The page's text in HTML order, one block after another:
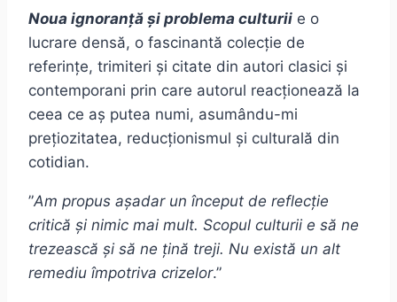
Noua ignoranță și problema culturii e o
lucrare densă, o fascinantă colecție de
referințe, trimiteri și citate din autori clasici și
contemporani prin care autorul reacționează la
ceea ce aș putea numi, asumându-mi
prețiozitatea, reducționismul și culturală din
cotidian.
”Am propus așadar un început de reflecție
critică și nimic mai mult. Scopul culturii e să ne
trezească și să ne țină treji. Nu există un alt
remediu împotriva crizelor.”